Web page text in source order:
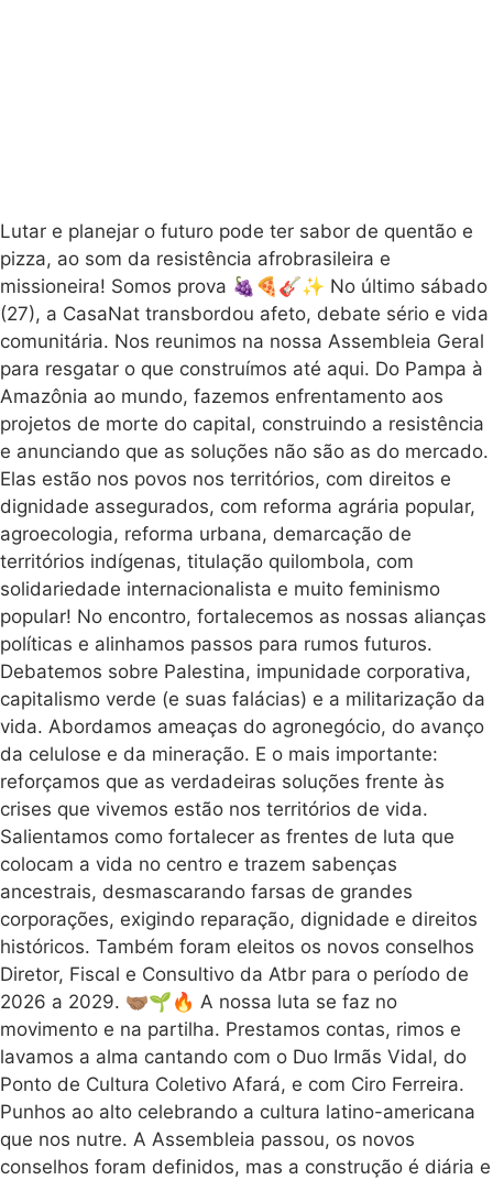
Lutar e planejar o futuro pode ter sabor de quentão e
pizza, ao som da resistência afrobrasileira e
missioneira! Somos prova 🍇🍕🎸✨ No último sábado
(27), a CasaNat transbordou afeto, debate sério e vida
comunitária. Nos reunimos na nossa Assembleia Geral
para resgatar o que construímos até aqui. Do Pampa à
Amazônia ao mundo, fazemos enfrentamento aos
projetos de morte do capital, construindo a resistência
e anunciando que as soluções não são as do mercado.
Elas estão nos povos nos territórios, com direitos e
dignidade assegurados, com reforma agrária popular,
agroecologia, reforma urbana, demarcação de
territórios indígenas, titulação quilombola, com
solidariedade internacionalista e muito feminismo
popular! No encontro, fortalecemos as nossas alianças
políticas e alinhamos passos para rumos futuros.
Debatemos sobre Palestina, impunidade corporativa,
capitalismo verde (e suas falácias) e a militarização da
vida. Abordamos ameaças do agronegócio, do avanço
da celulose e da mineração. E o mais importante:
reforçamos que as verdadeiras soluções frente às
crises que vivemos estão nos territórios de vida.
Salientamos como fortalecer as frentes de luta que
colocam a vida no centro e trazem sabenças
ancestrais, desmascarando farsas de grandes
corporações, exigindo reparação, dignidade e direitos
históricos. Também foram eleitos os novos conselhos
Diretor, Fiscal e Consultivo da Atbr para o período de
2026 a 2029. 🤝🏽🌱🔥 A nossa luta se faz no
movimento e na partilha. Prestamos contas, rimos e
lavamos a alma cantando com o Duo Irmãs Vidal, do
Ponto de Cultura Coletivo Afará, e com Ciro Ferreira.
Punhos ao alto celebrando a cultura latino-americana
que nos nutre. A Assembleia passou, os novos
conselhos foram definidos, mas a construção é diária e